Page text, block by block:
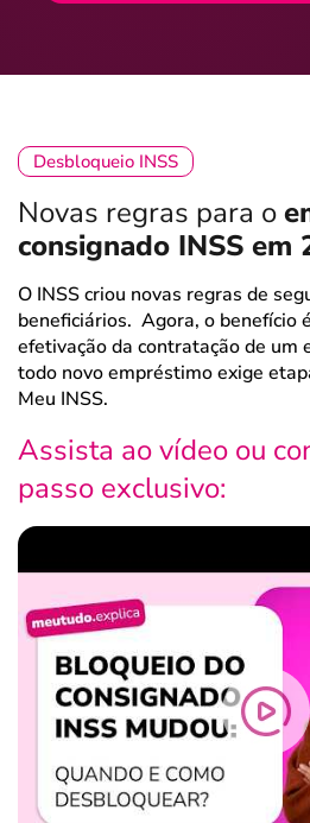
Desbloqueio INSS
Novas regras para o
consignado INSS em
O INSS criou novas regras de
beneficiários. Agora, o benefício
efetivação da contratação de um
todo novo empréstimo exige
Meu INSS.
Assista ao vídeo ou
passo exclusivo: